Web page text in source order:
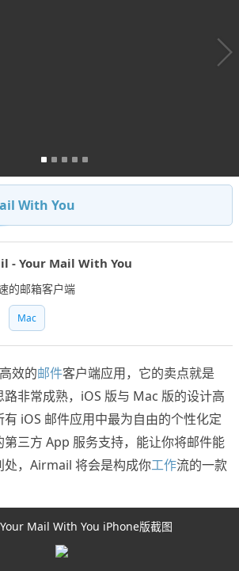
With You
- Your Mail With You
的邮箱客户端
Mac
效的邮件客户端应用，它的卖点就是
非常成熟，iOS 版与 Mac 版的设计高
iOS 邮件应用中最为自由的个性化定
三方 App 服务支持，能让你将邮件能
处，Airmail 将会是构成你工作流的一款
Mail With You iPhone版截图